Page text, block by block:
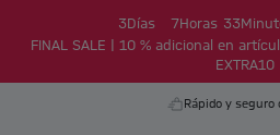
3 Días 7Horas 33
FINAL SALE | 10 % adicional en
EXTRA10
Rápido y seguro